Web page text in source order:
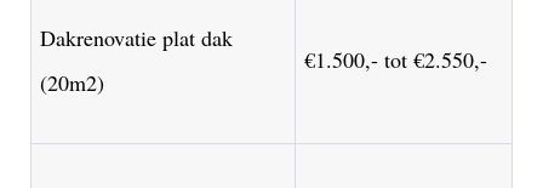
Dakrenovatie plat dak
(20m2)
€1.500,- tot €2.550,-